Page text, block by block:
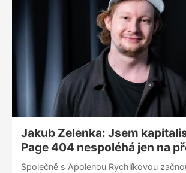
Jakub Zelenka: Jsem
Page 404 nespoléhá jen na
Společně s Apolenou Rychlíkovou